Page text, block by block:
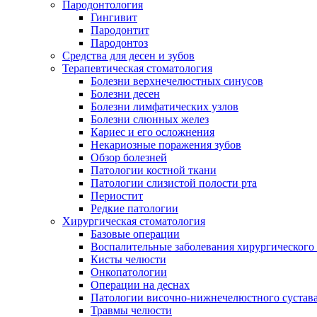
Пародонтология
Гингивит
Пародонтит
Пародонтоз
Средства для десен и зубов
Терапевтическая стоматология
Болезни верхнечелюстных синусов
Болезни десен
Болезни лимфатических узлов
Болезни слюнных желез
Кариес и его осложнения
Некариозные поражения зубов
Обзор болезней
Патологии костной ткани
Патологии слизистой полости рта
Периостит
Редкие патологии
Хирургическая стоматология
Базовые операции
Воспалительные заболевания
Кисты челюсти
Онкопатологии
Операции на деснах
Патологии височно-нижнечелюстного сустава
Травмы челюсти